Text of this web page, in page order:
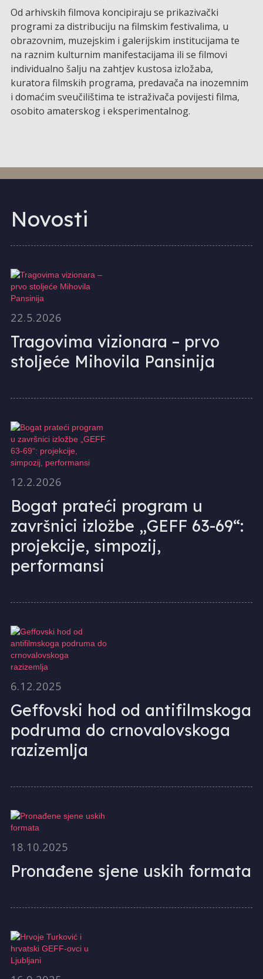
Od arhivskih filmova koncipiraju se prikazivački
programi za distribuciju na filmskim festivalima, u
obrazovnim, muzejskim i galerijskim institucijama te
na raznim kulturnim manifestacijama ili se filmovi
individualno šalju na zahtjev kustosa izložaba,
kuratora filmskih programa, predavača na inozemnim
i domaćim sveučilištima te istraživača povijesti filma,
osobito amaterskog i eksperimentalnog.
Novosti
22.5.2026
Tragovima vizionara – prvo
stoljeće Mihovila Pansinija
12.2.2026
Bogat prateći program u
završnici izložbe „GEFF 63-69“:
projekcije, simpozij,
performansi
6.12.2025
Geffovski hod od antifilmskoga
podruma do crnovalovskoga
razizemlja
18.10.2025
Pronađene sjene uskih formata